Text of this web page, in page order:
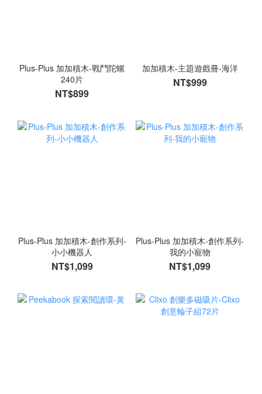
Plus-Plus 加加積木-戰鬥陀螺
240片
NT$899
加加積木-主題遊戲冊-海洋
NT$999
Plus-Plus 加加積木-創作系列-
小小機器人
NT$1,099
Plus-Plus 加加積木-創作系列-
我的小寵物
NT$1,099